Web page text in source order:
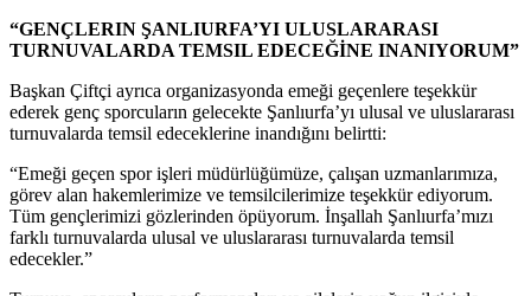
“GENÇLERIN ŞANLIURFA’YI ULUSLARARASI
TURNUVALARDA TEMSIL EDECEĞİNE INANIYORUM”
Başkan Çiftçi ayrıca organizasyonda emeği geçenlere teşekkür
ederek genç sporcuların gelecekte Şanlıurfa’yı ulusal ve uluslararası
turnuvalarda temsil edeceklerine inandığını belirtti:
“Emeği geçen spor işleri müdürlüğümüze, çalışan uzmanlarımıza,
görev alan hakemlerimize ve temsilcilerimize teşekkür ediyorum.
Tüm gençlerimizi gözlerinden öpüyorum. İnşallah Şanlıurfa’mızı
farklı turnuvalarda ulusal ve uluslararası turnuvalarda temsil
edecekler.”